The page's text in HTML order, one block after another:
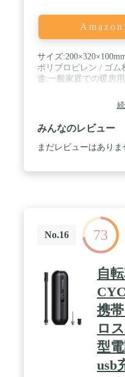
る】このエアーポンプ
ト/エアーベット/ヨガ
です。このエアーポ
く燃やしたり、吹き消
電動エアポンプはア
常生活の布団や衣服
きます。キーボード
の歯、木工用鉋の木
粉、パソコンキーボー
型・コードレス・ポー
て設計されており、
コードレスで使用す
でなくアウトドアで
のメーカー保証が付
品に何か不具合がご
【暖かいヒント】1.多
ポンプが約20分間に
は自動的に起動、作
使用しないほうがお
いない場合は、エア
回）完全に充電する
とができます。再度
必要があります。
Amazon
サイズ
ポリプロピレン / ゴム
途:一般家庭での暖房
みんなのレビュー
まだレビューはありま
No.16 73
自
携
ロ
型
usb